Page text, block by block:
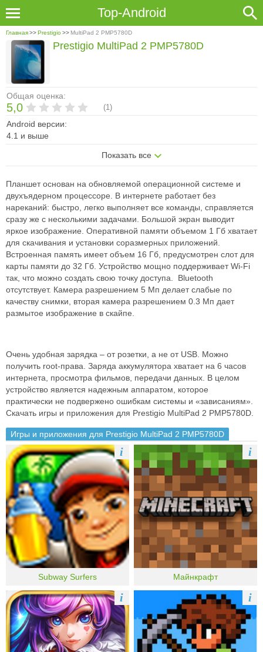
Top-Android
Главная>>Prestigio>> MultiPad 2 PMP5780D
Общая оценка:
5,0 (1)
Android версии:
4.1 и выше
Показать все
Prestigio MultiPad 2 PMP5780D
Планшет основан на обновляемой операционной системе и
двухъядерном процессоре. В интернете работает без
нареканий: быстро, легко выполняет все команды, справляется
сразу же с несколькими задачами. Большой экран выводит
яркое изображение. Оперативной памяти объемом 1 Гб хватает
для скачивания и установки соразмерных приложений.
Встроенная память имеет объем 16 Гб, предусмотрен слот для
карты памяти до 32 Гб. Устройство мощно поддерживает Wi-Fi
так, что можно создать свою точку доступа. Bluetooth
отсутствует. Камера разрешением 5 Мп делает слабые по
качеству снимки, вторая камера разрешением 0.3 Мп дает
размытое изображение в скайпе.
Очень удобная зарядка – от розетки, а не от USB. Можно
получить root-права. Заряда аккумулятора хватает на 6 часов
интернета, просмотра фильмов, передачи данных. В целом
устройство является надежным аппаратом, которое
практически не подвержено ошибкам системы и «зависаниям».
Скачать игры и приложения для Prestigio MultiPad 2 PMP5780D.
Игры и приложения для Prestigio MultiPad 2 PMP5780D
Subway Surfers
i
Майнкрафт
i
i i